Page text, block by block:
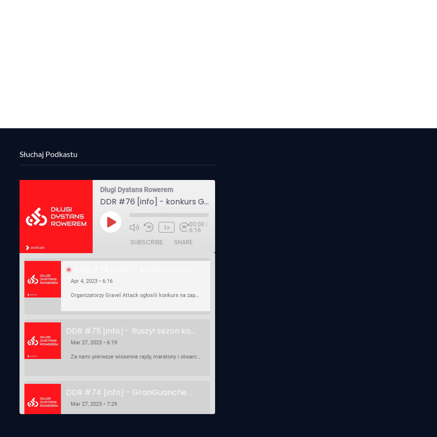
Słuchaj Podkastu
Długi Dystans Rowerem
DDR #76 [info] - konkurs Gravel Attack, Varmia Gravel, Bike Expo, Inspire India Ultra Race
Play
1x 00:00 /
6:16
SUBSCRIBE SHARE
Apr 4, 2023 • 6:16
Organizatorzy Gravel Attack ogłosili konkurs na zaprojektowanie koszulki. Varmia Gravel 2023 przypomina o możliwości podzielenia opłaty startowej na dwie raty 50/50 – na zero procent! …
DDR #75 [info] - Ruszył sezon kolarski! Pierwszy Brevet Race Through Poland, Otwarcie sezonu Rajdy Dla Frajdy, Ankieta Rowerowa, przygotowania do Race Around Poland
Mar 27, 2023 • 6:19
Za nami pierwsze wiosenne rajdy, maratony i otwarcia sezonu, choć w Gdańsku zima nie powiedziała jeszcze ostatniego słowa bo właśnie pada śnieg. Linki: ⁠http://watahaultrarace.pl/⁠⁠https://rajdydlafrajdy.pl/⁠https://brevety.pl/brevets⁠⁠https://racearoundpoland.pl/⁠⁠https://granguanche.com/audax/audaxgravel/⁠⁠Ankieta Rowerowa…
DDR #74 [info] - GranGuanche Gravel startuje w piątek! Wataha Ultra Race Wiosna - zaprasza Mateusz Szafraniec. Dwie samochwałki
Mar 27, 2023 • 7:29